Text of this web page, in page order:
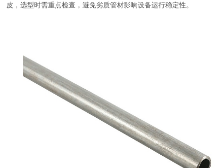
皮，选型时需重点检查，避免劣质管材影响设备运行稳定性。